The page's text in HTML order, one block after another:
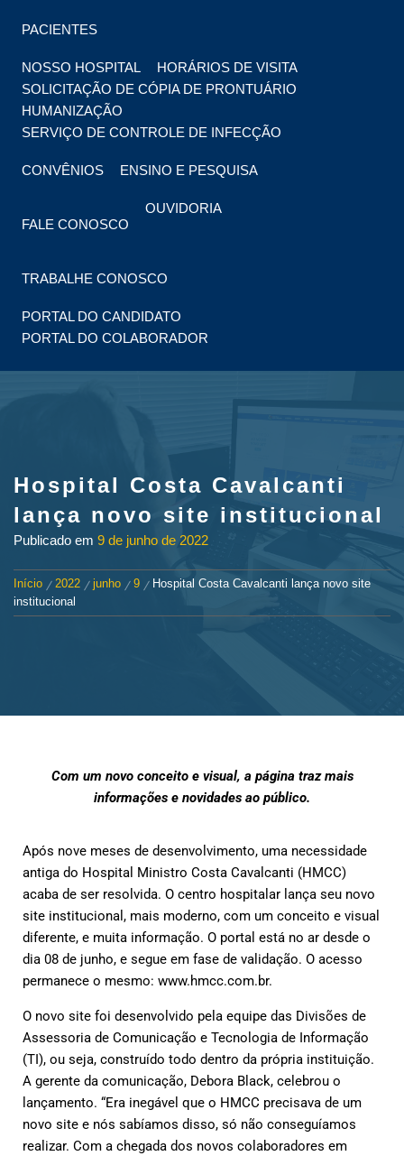
PACIENTES
NOSSO HOSPITAL
HORÁRIOS DE VISITA
SOLICITAÇÃO DE CÓPIA DE PRONTUÁRIO
HUMANIZAÇÃO
SERVIÇO DE CONTROLE DE INFECÇÃO
CONVÊNIOS ENSINO E PESQUISA
FALE CONOSCO
OUVIDORIA
TRABALHE CONOSCO
PORTAL DO CANDIDATO
PORTAL DO COLABORADOR
Hospital Costa Cavalcanti
lança novo site institucional
Publicado em 9 de junho de 2022
Início 2022 junho 9
Hospital Costa Cavalcanti lança novo site
institucional
Com um novo conceito e visual, a página traz mais
informações e novidades ao público.
Após nove meses de desenvolvimento, uma necessidade
antiga do Hospital Ministro Costa Cavalcanti (HMCC)
acaba de ser resolvida. O centro hospitalar lança seu novo
site institucional, mais moderno, com um conceito e visual
diferente, e muita informação. O portal está no ar desde o
dia 08 de junho, e segue em fase de validação. O acesso
permanece o mesmo: www.hmcc.com.br.
O novo site foi desenvolvido pela equipe das Divisões de
Assessoria de Comunicação e Tecnologia de Informação
(TI), ou seja, construído todo dentro da própria instituição.
A gerente da comunicação, Debora Black, celebrou o
lançamento. “Era inegável que o HMCC precisava de um
novo site e nós sabíamos disso, só não conseguíamos
realizar. Com a chegada dos novos colaboradores em